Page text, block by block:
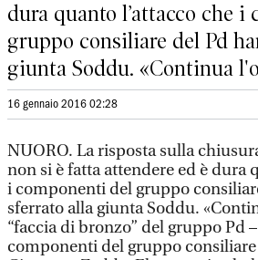
dura quanto l’attacco che
gruppo consiliare del Pd
giunta Soddu. «Continua
16 gennaio 2016 02:28
NUORO. La risposta sulla
non si è fatta attendere ed è dura
i componenti del gruppo
sferrato alla giunta Soddu.
“faccia di bronzo” del gruppo Pd
componenti del gruppo consiliare